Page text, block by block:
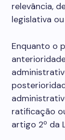
relevância,
legislativa
Enquanto o
ratificação
artigo 2º da